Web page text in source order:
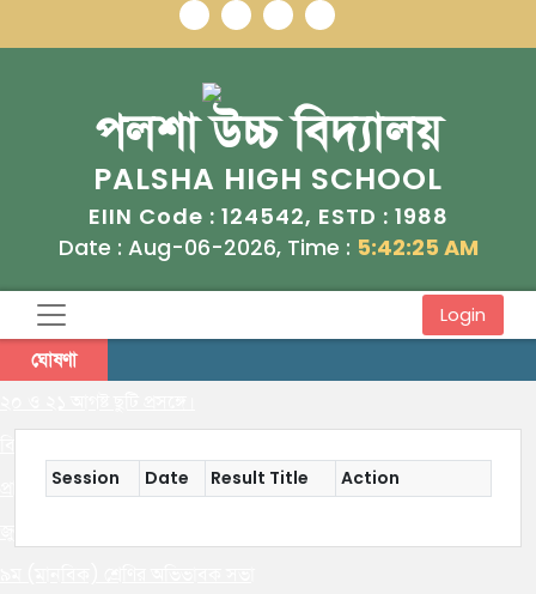
পলশা উচ্চ বিদ্যালয়
PALSHA HIGH SCHOOL
EIIN Code : 124542, ESTD : 1988
Date : Aug-06-2026, Time : 5:42:25 AM
Login
ঘোষণা
প্রাক নির্বাচনী পরীক্ষা ২০২৫ এর সময়সুটি
Session Date Result Title Action